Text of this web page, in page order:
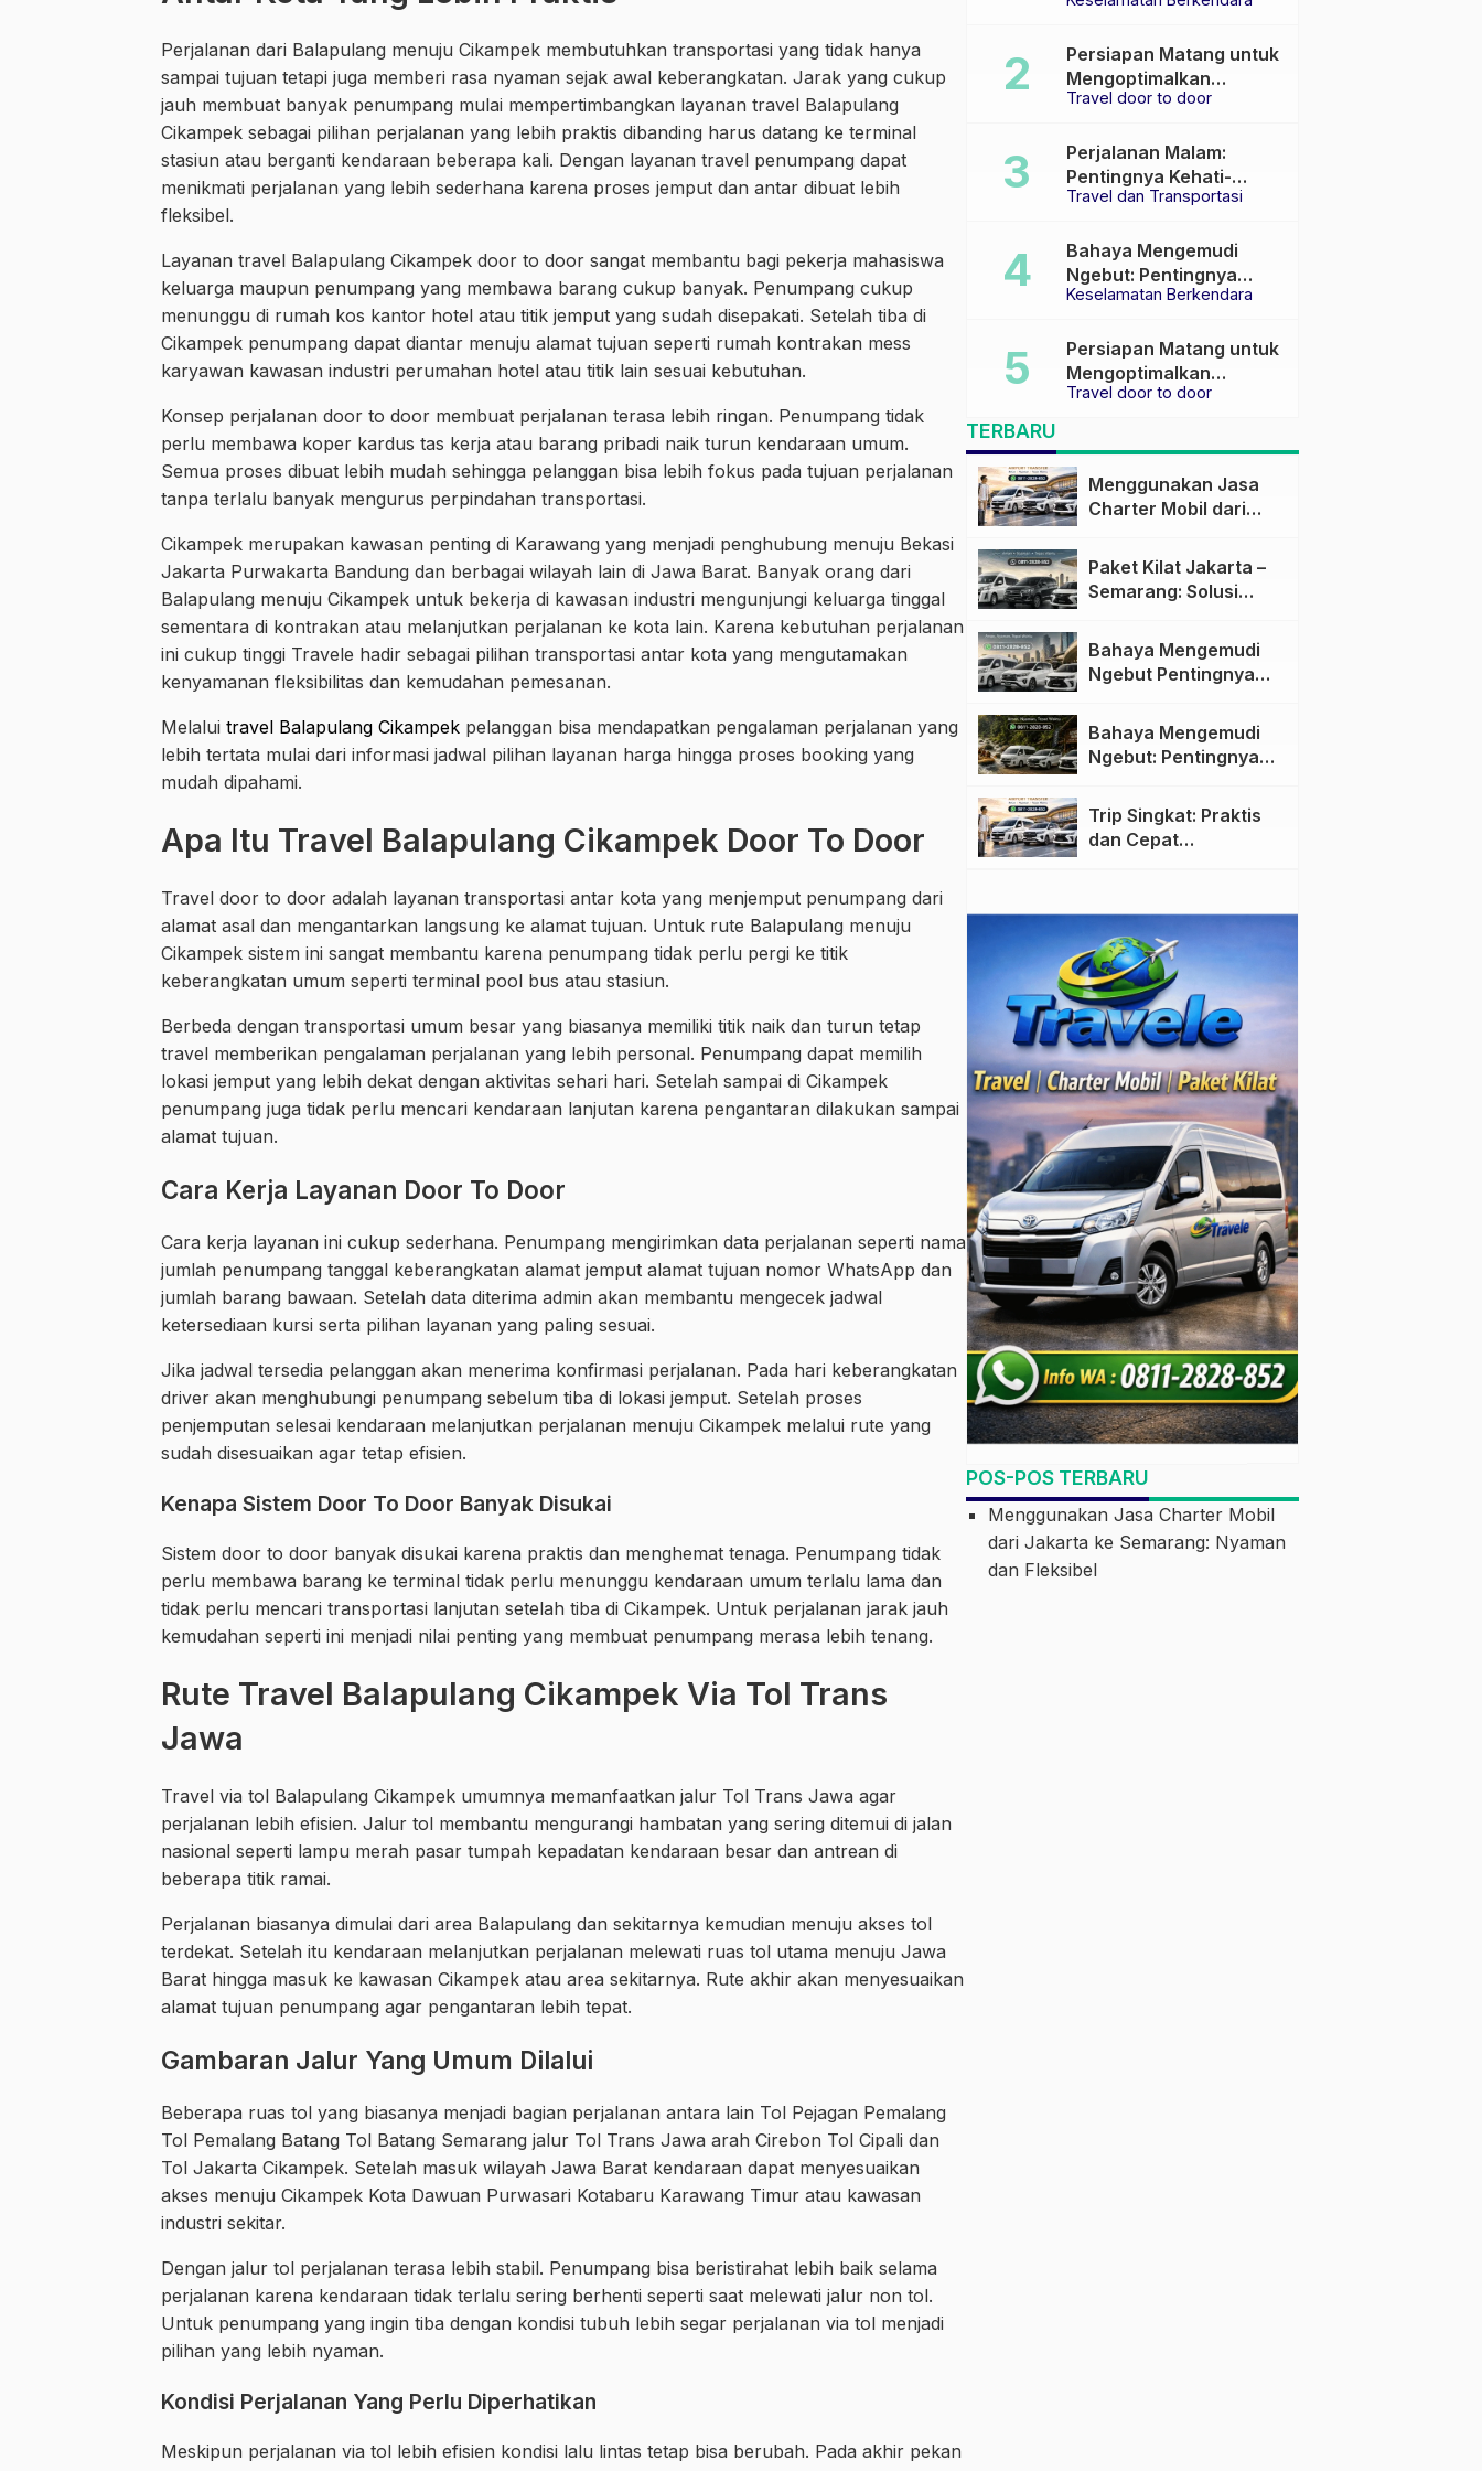
Perjalanan dari Balapulang menuju Cikampek membutuhkan transportasi yang tidak hanya
sampai tujuan tetapi juga memberi rasa nyaman sejak awal keberangkatan. Jarak yang cukup
jauh membuat banyak penumpang mulai mempertimbangkan layanan travel Balapulang
Cikampek sebagai pilihan perjalanan yang lebih praktis dibanding harus datang ke terminal
stasiun atau berganti kendaraan beberapa kali. Dengan layanan travel penumpang dapat
menikmati perjalanan yang lebih sederhana karena proses jemput dan antar dibuat lebih
fleksibel.
Layanan travel Balapulang Cikampek door to door sangat membantu bagi pekerja mahasiswa
keluarga maupun penumpang yang membawa barang cukup banyak. Penumpang cukup
menunggu di rumah kos kantor hotel atau titik jemput yang sudah disepakati. Setelah tiba di
Cikampek penumpang dapat diantar menuju alamat tujuan seperti rumah kontrakan mess
karyawan kawasan industri perumahan hotel atau titik lain sesuai kebutuhan.
Konsep perjalanan door to door membuat perjalanan terasa lebih ringan. Penumpang tidak
perlu membawa koper kardus tas kerja atau barang pribadi naik turun kendaraan umum.
Semua proses dibuat lebih mudah sehingga pelanggan bisa lebih fokus pada tujuan perjalanan
tanpa terlalu banyak mengurus perpindahan transportasi.
Cikampek merupakan kawasan penting di Karawang yang menjadi penghubung menuju Bekasi
Jakarta Purwakarta Bandung dan berbagai wilayah lain di Jawa Barat. Banyak orang dari
Balapulang menuju Cikampek untuk bekerja di kawasan industri mengunjungi keluarga tinggal
sementara di kontrakan atau melanjutkan perjalanan ke kota lain. Karena kebutuhan perjalanan
ini cukup tinggi Travele hadir sebagai pilihan transportasi antar kota yang mengutamakan
kenyamanan fleksibilitas dan kemudahan pemesanan.
Melalui travel Balapulang Cikampek pelanggan bisa mendapatkan pengalaman perjalanan yang
lebih tertata mulai dari informasi jadwal pilihan layanan harga hingga proses booking yang
mudah dipahami.
Apa Itu Travel Balapulang Cikampek Door To Door
Travel door to door adalah layanan transportasi antar kota yang menjemput penumpang dari
alamat asal dan mengantarkan langsung ke alamat tujuan. Untuk rute Balapulang menuju
Cikampek sistem ini sangat membantu karena penumpang tidak perlu pergi ke titik
keberangkatan umum seperti terminal pool bus atau stasiun.
Berbeda dengan transportasi umum besar yang biasanya memiliki titik naik dan turun tetap
travel memberikan pengalaman perjalanan yang lebih personal. Penumpang dapat memilih
lokasi jemput yang lebih dekat dengan aktivitas sehari hari. Setelah sampai di Cikampek
penumpang juga tidak perlu mencari kendaraan lanjutan karena pengantaran dilakukan sampai
alamat tujuan.
Cara Kerja Layanan Door To Door
Cara kerja layanan ini cukup sederhana. Penumpang mengirimkan data perjalanan seperti nama
jumlah penumpang tanggal keberangkatan alamat jemput alamat tujuan nomor WhatsApp dan
jumlah barang bawaan. Setelah data diterima admin akan membantu mengecek jadwal
ketersediaan kursi serta pilihan layanan yang paling sesuai.
Jika jadwal tersedia pelanggan akan menerima konfirmasi perjalanan. Pada hari keberangkatan
driver akan menghubungi penumpang sebelum tiba di lokasi jemput. Setelah proses
penjemputan selesai kendaraan melanjutkan perjalanan menuju Cikampek melalui rute yang
sudah disesuaikan agar tetap efisien.
Kenapa Sistem Door To Door Banyak Disukai
Sistem door to door banyak disukai karena praktis dan menghemat tenaga. Penumpang tidak
perlu membawa barang ke terminal tidak perlu menunggu kendaraan umum terlalu lama dan
tidak perlu mencari transportasi lanjutan setelah tiba di Cikampek. Untuk perjalanan jarak jauh
kemudahan seperti ini menjadi nilai penting yang membuat penumpang merasa lebih tenang.
Rute Travel Balapulang Cikampek Via Tol Trans
Jawa
Travel via tol Balapulang Cikampek umumnya memanfaatkan jalur Tol Trans Jawa agar
perjalanan lebih efisien. Jalur tol membantu mengurangi hambatan yang sering ditemui di jalan
nasional seperti lampu merah pasar tumpah kepadatan kendaraan besar dan antrean di
beberapa titik ramai.
Perjalanan biasanya dimulai dari area Balapulang dan sekitarnya kemudian menuju akses tol
terdekat. Setelah itu kendaraan melanjutkan perjalanan melewati ruas tol utama menuju Jawa
Barat hingga masuk ke kawasan Cikampek atau area sekitarnya. Rute akhir akan menyesuaikan
alamat tujuan penumpang agar pengantaran lebih tepat.
Gambaran Jalur Yang Umum Dilalui
Beberapa ruas tol yang biasanya menjadi bagian perjalanan antara lain Tol Pejagan Pemalang
Tol Pemalang Batang Tol Batang Semarang jalur Tol Trans Jawa arah Cirebon Tol Cipali dan
Tol Jakarta Cikampek. Setelah masuk wilayah Jawa Barat kendaraan dapat menyesuaikan
akses menuju Cikampek Kota Dawuan Purwasari Kotabaru Karawang Timur atau kawasan
industri sekitar.
Dengan jalur tol perjalanan terasa lebih stabil. Penumpang bisa beristirahat lebih baik selama
perjalanan karena kendaraan tidak terlalu sering berhenti seperti saat melewati jalur non tol.
Untuk penumpang yang ingin tiba dengan kondisi tubuh lebih segar perjalanan via tol menjadi
pilihan yang lebih nyaman.
Kondisi Perjalanan Yang Perlu Diperhatikan
Meskipun perjalanan via tol lebih efisien kondisi lalu lintas tetap bisa berubah. Pada akhir pekan
Travel door to door
Persiapan Matang untuk
Mengoptimalkan
Pengalaman Travel
Travel dan Transportasi
Perjalanan Malam:
Pentingnya Kehati-
hatian dan Pemilihan
Keselamatan Berkendara
Bahaya Mengemudi
Ngebut: Pentingnya
Keselamatan di Jalan
Travel door to door
Persiapan Matang untuk
Mengoptimalkan
Pengalaman Travel
TERBARU
Menggunakan Jasa
Charter Mobil dari
Nyaman dan Fleksibel
Paket Kilat Jakarta –
Semarang: Solusi
Efisien
Bahaya Mengemudi
Ngebut Pentingnya
raya
Bahaya Mengemudi
Ngebut: Pentingnya
Trip Singkat: Praktis
dan Cepat
POS-POS TERBARU
Menggunakan Jasa Charter Mobil
dari Jakarta ke Semarang: Nyaman
dan Fleksibel